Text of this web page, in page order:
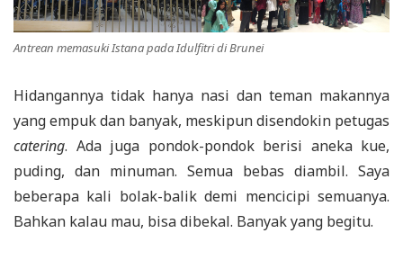
Antrean memasuki Istana pada Idulfitri di Brunei
Hidangannya tidak hanya nasi dan teman makannya
yang empuk dan banyak, meskipun disendokin petugas
catering. Ada juga pondok-pondok berisi aneka kue,
puding, dan minuman. Semua bebas diambil. Saya
beberapa kali bolak-balik demi mencicipi semuanya.
Bahkan kalau mau, bisa dibekal. Banyak yang begitu.